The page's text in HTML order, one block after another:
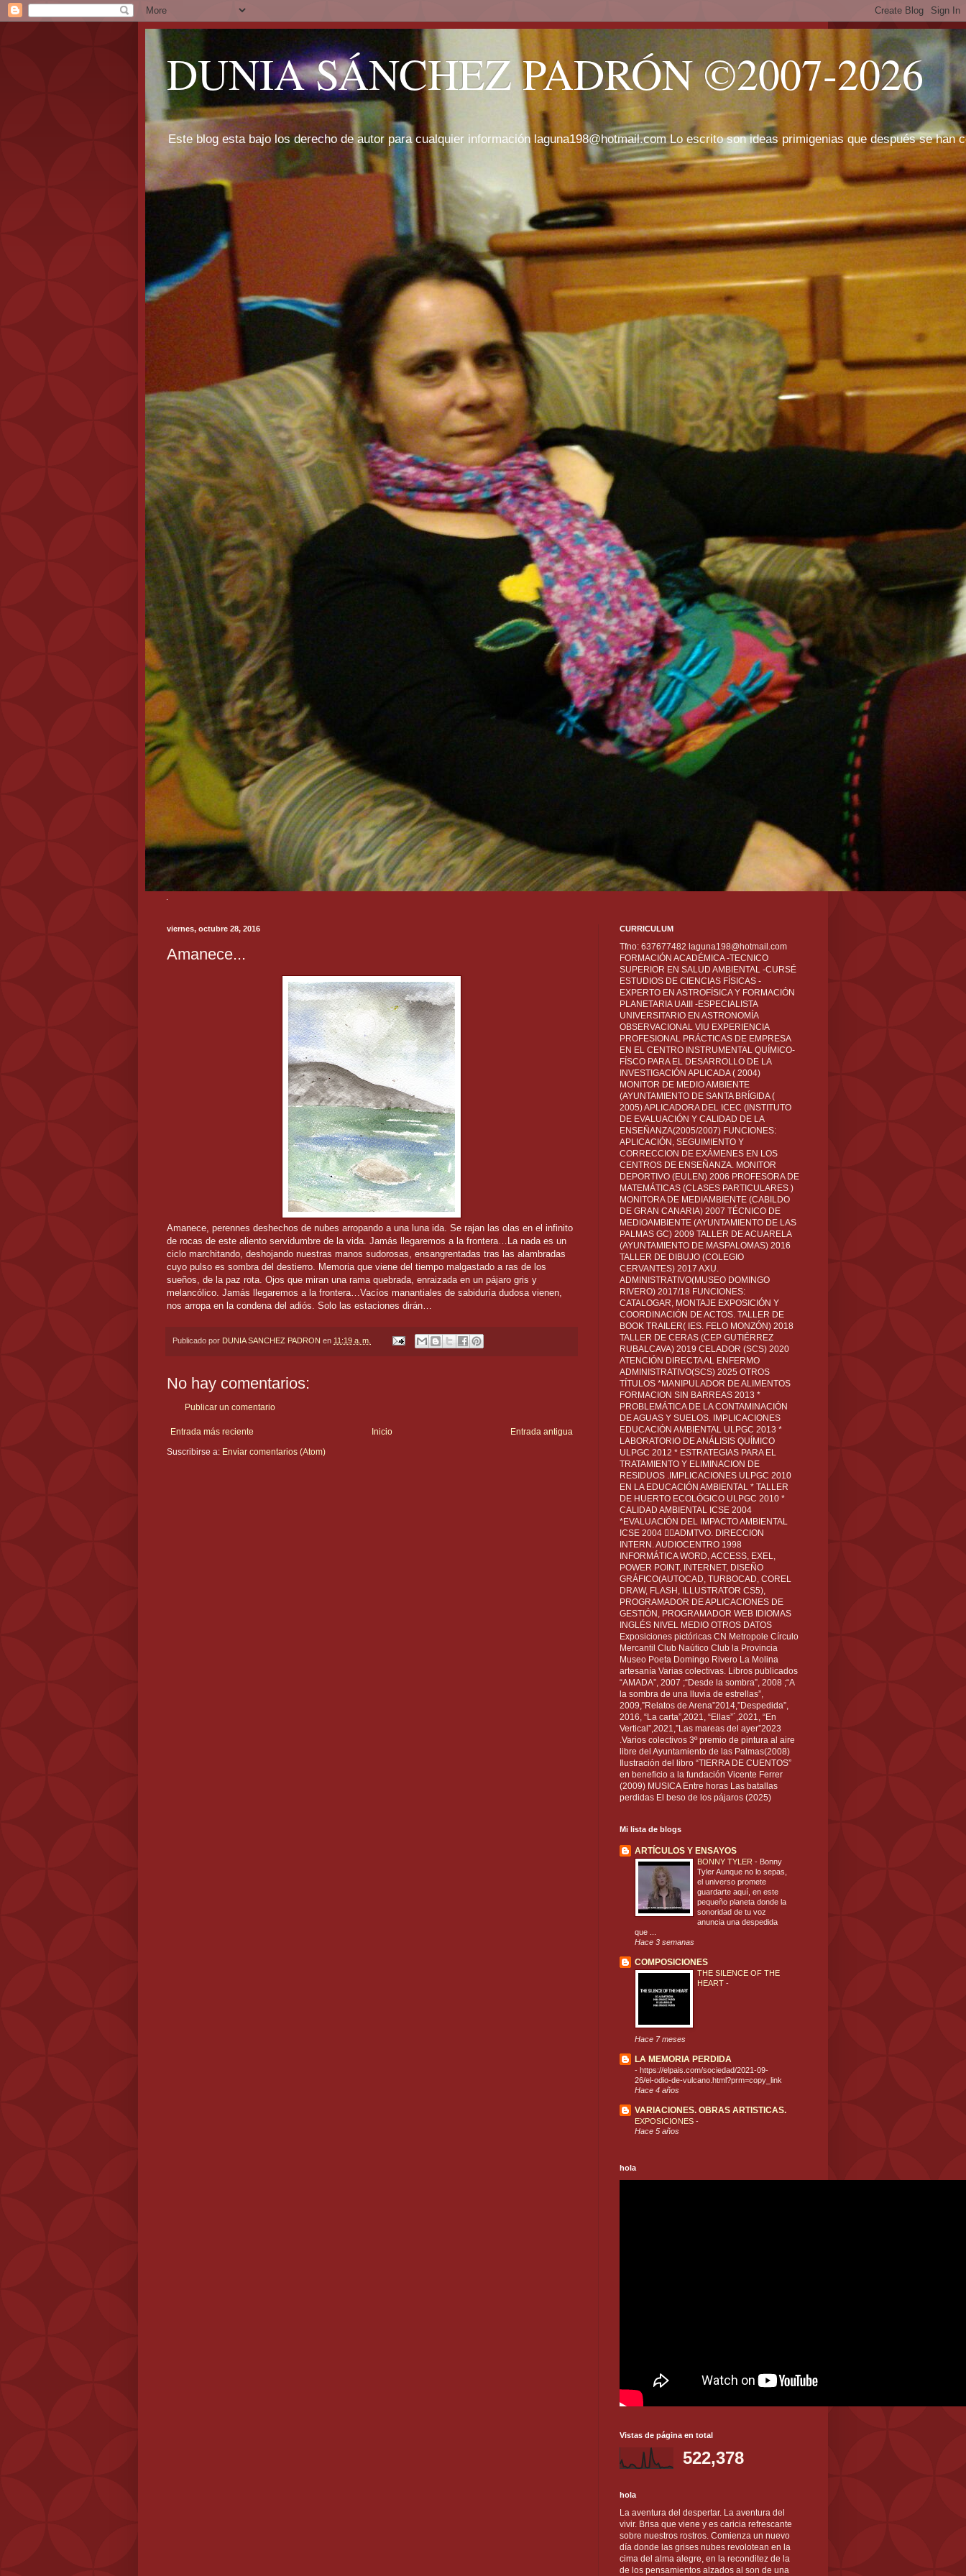
DUNIA SÁNCHEZ PADRÓN ©2007-2026
Este blog esta bajo los derecho de autor para cualquier información laguna198@hotmail.com Lo escrito son ideas primigenias que después se han
viernes, octubre 28, 2016
Amanece...
Amanece, perennes deshechos de nubes arropando a una luna ida. Se rajan las olas en el infinito
de rocas de este aliento servidumbre de la vida. Jamás llegaremos a la frontera…La nada es un
ciclo marchitando, deshojando nuestras manos sudorosas, ensangrentadas tras las alambradas
cuyo pulso es sombra del destierro. Memoria que viene del tiempo malgastado a ras de los
sueños, de la paz rota. Ojos que miran una rama quebrada, enraizada en un pájaro gris y
melancólico. Jamás llegaremos a la frontera…Vacíos manantiales de sabiduría dudosa vienen,
nos arropa en la condena del adiós. Solo las estaciones dirán…
Publicado por DUNIA SANCHEZ PADRON en 11:19 a. m.
No hay comentarios:
Publicar un comentario
Entrada más reciente Entrada antigua
Inicio
Suscribirse a: Enviar comentarios (Atom)
CURRICULUM
Tfno: 637677482 laguna198@hotmail.com
FORMACIÓN ACADÉMICA -TECNICO
SUPERIOR EN SALUD AMBIENTAL -CURSÉ
ESTUDIOS DE CIENCIAS FÍSICAS -
EXPERTO EN ASTROFÍSICA Y FORMACIÓN
PLANETARIA UAIII -ESPECIALISTA
UNIVERSITARIO EN ASTRONOMÍA
OBSERVACIONAL VIU EXPERIENCIA
PROFESIONAL PRÁCTICAS DE EMPRESA
EN EL CENTRO INSTRUMENTAL QUÍMICO-
FÍSCO PARA EL DESARROLLO DE LA
INVESTIGACIÓN APLICADA ( 2004)
MONITOR DE MEDIO AMBIENTE
(AYUNTAMIENTO DE SANTA BRÍGIDA (
2005) APLICADORA DEL ICEC (INSTITUTO
DE EVALUACIÓN Y CALIDAD DE LA
ENSEÑANZA(2005/2007) FUNCIONES:
APLICACIÓN, SEGUIMIENTO Y
CORRECCION DE EXÁMENES EN LOS
CENTROS DE ENSEÑANZA. MONITOR
DEPORTIVO (EULEN) 2006 PROFESORA DE
MATEMÁTICAS (CLASES PARTICULARES )
MONITORA DE MEDIAMBIENTE (CABILDO
DE GRAN CANARIA) 2007 TÉCNICO DE
MEDIOAMBIENTE (AYUNTAMIENTO DE LAS
PALMAS GC) 2009 TALLER DE ACUARELA
(AYUNTAMIENTO DE MASPALOMAS) 2016
TALLER DE DIBUJO (COLEGIO
CERVANTES) 2017 AXU.
ADMINISTRATIVO(MUSEO DOMINGO
RIVERO) 2017/18 FUNCIONES:
CATALOGAR, MONTAJE EXPOSICIÓN Y
COORDINACIÓN DE ACTOS. TALLER DE
BOOK TRAILER( IES. FELO MONZÓN) 2018
TALLER DE CERAS (CEP GUTIÉRREZ
RUBALCAVA) 2019 CELADOR (SCS) 2020
ATENCIÓN DIRECTA AL ENFERMO
ADMINISTRATIVO(SCS) 2025 OTROS
TÍTULOS *MANIPULADOR DE ALIMENTOS
FORMACION SIN BARREAS 2013 *
PROBLEMÁTICA DE LA CONTAMINACIÓN
DE AGUAS Y SUELOS. IMPLICACIONES
EDUCACIÓN AMBIENTAL ULPGC 2013 *
LABORATORIO DE ANÁLISIS QUÍMICO
ULPGC 2012 * ESTRATEGIAS PARA EL
TRATAMIENTO Y ELIMINACION DE
RESIDUOS .IMPLICACIONES ULPGC 2010
EN LA EDUCACIÓN AMBIENTAL * TALLER
DE HUERTO ECOLÓGICO ULPGC 2010 *
CALIDAD AMBIENTAL ICSE 2004
*EVALUACIÓN DEL IMPACTO AMBIENTAL
ICSE 2004 ADMTVO. DIRECCION
INTERN. AUDIOCENTRO 1998
INFORMÁTICA WORD, ACCESS, EXEL,
POWER POINT, INTERNET, DISEÑO
GRÁFICO(AUTOCAD, TURBOCAD, COREL
DRAW, FLASH, ILLUSTRATOR CS5),
PROGRAMADOR DE APLICACIONES DE
GESTIÓN, PROGRAMADOR WEB IDIOMAS
INGLÉS NIVEL MEDIO OTROS DATOS
Exposiciones pictóricas CN Metropole Círculo
Mercantil Club Naútico Club la Provincia
Museo Poeta Domingo Rivero La Molina
artesanía Varias colectivas. Libros publicados
“AMADA”, 2007 ;“Desde la sombra”, 2008 ;“A
la sombra de una lluvia de estrellas”,
2009,”Relatos de Arena”2014,”Despedida”,
2016, “La carta”,2021, “Ellas”´,2021, “En
Vertical”,2021,”Las mareas del ayer”2023
.Varios colectivos 3º premio de pintura al aire
libre del Ayuntamiento de las Palmas(2008)
Ilustración del libro “TIERRA DE CUENTOS”
en beneficio a la fundación Vicente Ferrer
(2009) MUSICA Entre horas Las batallas
perdidas El beso de los pájaros (2025)
Mi lista de blogs
ARTÍCULOS Y ENSAYOS
BONNY TYLER - Bonny
Tyler Aunque no lo sepas,
el universo promete
guardarte aquí, en este
pequeño planeta donde la
sonoridad de tu voz
anuncia una despedida
que ...
Hace 3 semanas
COMPOSICIONES
THE SILENCE OF THE
HEART -
Hace 7 meses
LA MEMORIA PERDIDA
- https://elpais.com/sociedad/2021-09-
26/el-odio-de-vulcano.html?prm=copy_link
Hace 4 años
VARIACIONES. OBRAS ARTISTICAS.
EXPOSICIONES -
Hace 5 años
hola
Vistas de página en total
522,378
hola
La aventura del despertar. La aventura del
vivir. Brisa que viene y es caricia refrescante
sobre nuestros rostros. Comienza un nuevo
día donde las grises nubes revolotean en la
cima del alma alegre, en la reconditez de la
de los pensamientos alzados al son de una